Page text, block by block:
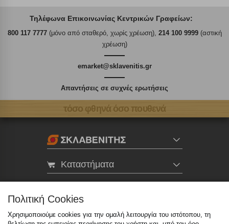
Τηλέφωνα Επικοινωνίας Κεντρικών Γραφείων:
800 117 7777(μόνο από σταθερό, χωρίς χρέωση), 214 100 9999(αστική
χρέωση)
emarket@sklavenitis.gr
Απαντήσεις σε συχνές ερωτήσεις
τόσο φθηνά όσο πουθενά
Καταστήματα
800 117 7777 (μόνο από σταθερό, χωρίς χρέωση),
Πολιτική Cookies
Χρησιμοποιούμε cookies για την ομαλή λειτουργία του ιστότοπου, τη